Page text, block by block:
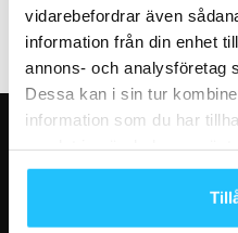
vidarebefordrar även
information från din enhet
annons- och analysföretag
Dessa kan i sin tur
information som du har
VÅRA FAVORITER
Nike satsar